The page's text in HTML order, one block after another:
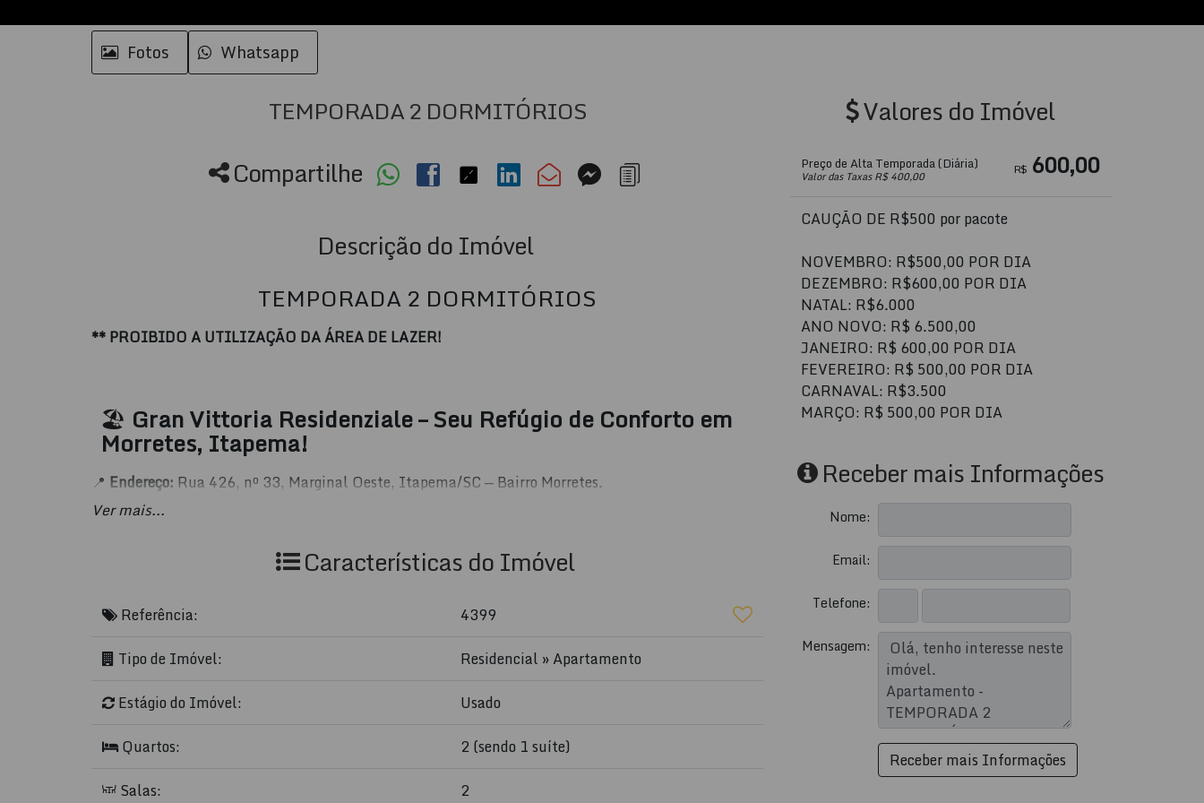
Fotos Whatsapp
TEMPORADA 2 DORMITÓRIOS
Compartilhe
Descrição do Imóvel
TEMPORADA 2 DORMITÓRIOS
** PROIBIDO A UTILIZAÇÃO DA ÁREA DE LAZER!
🏖️ Gran Vittoria Residenziale – Seu Refúgio de Conforto em
Morretes, Itapema!
📍 Endereço: Rua 426, nº 33, Marginal Oeste, Itapema/SC — Bairro Morretes.
✨Apartamento de Temporada com excelente localização
🛏️2 quartos
🚿2 banheiros
🛋️2 salasamplas e integradas
Ver mais...
Características do Imóvel
Referência:
4399
Tipo de Imóvel:
Residencial »Apartamento
Estágio do Imóvel:
Usado
Quartos:
2 (sendo 1 suíte)
Salas:
2
Valores do Imóvel
R$ 600,00
Preço de Alta Temporada (Diária)
Valor das Taxas R$ 400,00
CAUÇÃO DE R$500 por pacote
NOVEMBRO: R$500,00 POR DIA
DEZEMBRO: R$600,00 POR DIA
NATAL: R$6.000
ANO NOVO: R$ 6.500,00
JANEIRO: R$ 600,00 POR DIA
FEVEREIRO: R$ 500,00 POR DIA
CARNAVAL: R$3.500
MARÇO: R$ 500,00 POR DIA
Receber mais Informações
Nome:
Email:
Telefone:
Mensagem: